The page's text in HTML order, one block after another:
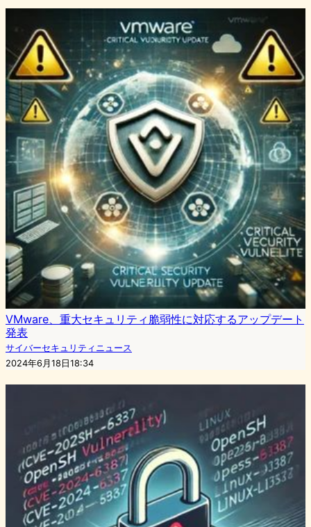
VMware、重大セキュリティ脆弱性に対応するアップデート
発表
サイバーセキュリティニュース
2024年6月18日18:34